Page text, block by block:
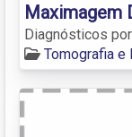
Maximagem
Diagnósticos
Tomografia e